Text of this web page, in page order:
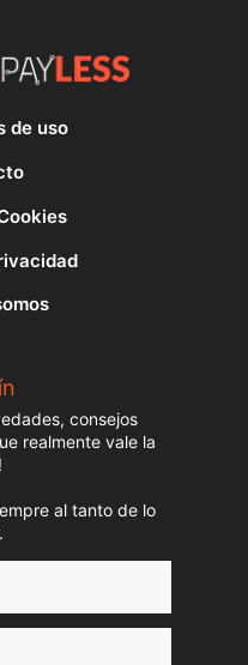
de uso
consejos
realmente vale la
al tanto de lo